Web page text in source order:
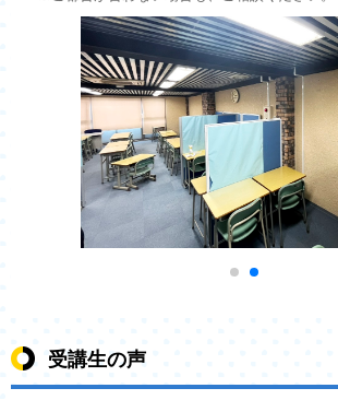
受講生の声